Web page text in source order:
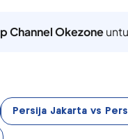
Channel Okezone
Persija Jakarta vs